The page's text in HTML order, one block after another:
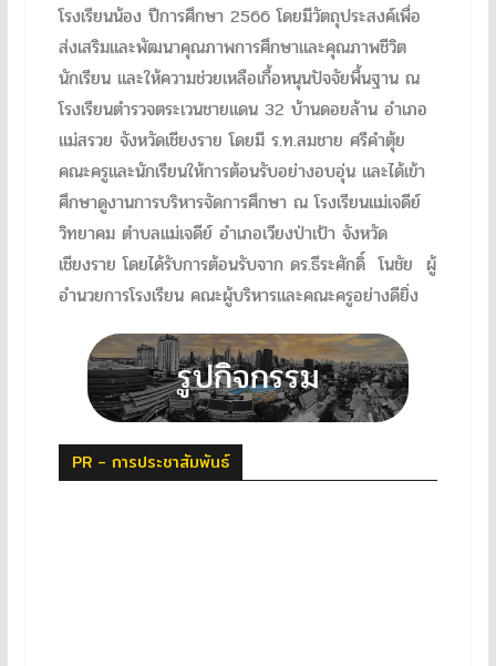
โรงเรียนน้อง ปีการศึกษา 2566 โดยมีวัตถุประสงค์เพื่อ
ส่งเสริมและพัฒนาคุณภาพการศึกษาและคุณภาพชีวิต
นักเรียน และให้ความช่วยเหลือเกื้อหนุนปัจจัยพื้นฐาน ณ
โรงเรียนตำรวจตระเวนชายแดน 32 บ้านดอยล้าน อำเภอ
แม่สรวย จังหวัดเชียงราย โดยมี ร.ท.สมชาย ศรีคำตุ้ย
คณะครูและนักเรียนให้การต้อนรับอย่างอบอุ่น และได้เข้า
ศึกษาดูงานการบริหารจัดการศึกษา ณ โรงเรียนแม่เจดีย์
วิทยาคม ตำบลแม่เจดีย์ อำเภอเวียงป่าเป้า จังหวัด
เชียงราย โดยได้รับการต้อนรับจาก ดร.ธีระศักดิ์ โนชัย ผู้
อำนวยการโรงเรียน คณะผู้บริหารและคณะครูอย่างดียิ่ง
PR - การประชาสัมพันธ์